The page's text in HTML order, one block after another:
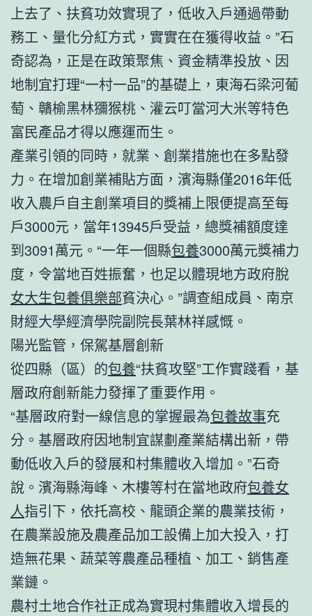
上去了、扶貧功效實現了，低收入戶通過帶動
務工、量化分紅方式，實實在在獲得收益。”石
奇認為，正是在政策聚焦、資金精準投放、因
地制宜打理“一村一品”的基礎上，東海石梁河葡
萄、贛榆黑林獼猴桃、灌云叮當河大米等特色
富民產品才得以應運而生。
產業引領的同時，就業、創業措施也在多點發
力。在增加創業補貼方面，濱海縣僅2016年低
收入農戶自主創業項目的獎補上限便提高至每
戶3000元，當年13945戶受益，總獎補額度達
到3091萬元。“一年一個縣包養3000萬元獎補力
度，令當地百姓振奮，也足以體現地方政府脫
女大生包養俱樂部貧決心。”調查組成員、南京
財經大學經濟學院副院長葉林祥感慨。
陽光監管，保駕基層創新
從四縣（區）的包養“扶貧攻堅”工作實踐看，基
層政府創新能力發揮了重要作用。
“基層政府對一線信息的掌握最為包養故事充
分。基層政府因地制宜謀劃產業結構出新，帶
動低收入戶的發展和村集體收入增加。”石奇
說。濱海縣海峰、木樓等村在當地政府包養女
人指引下，依托高校、龍頭企業的農業技術，
在農業設施及農產品加工設備上加大投入，打
造無花果、蔬菜等農產品種植、加工、銷售產
業鏈。
農村土地合作社正成為實現村集體收入增長的